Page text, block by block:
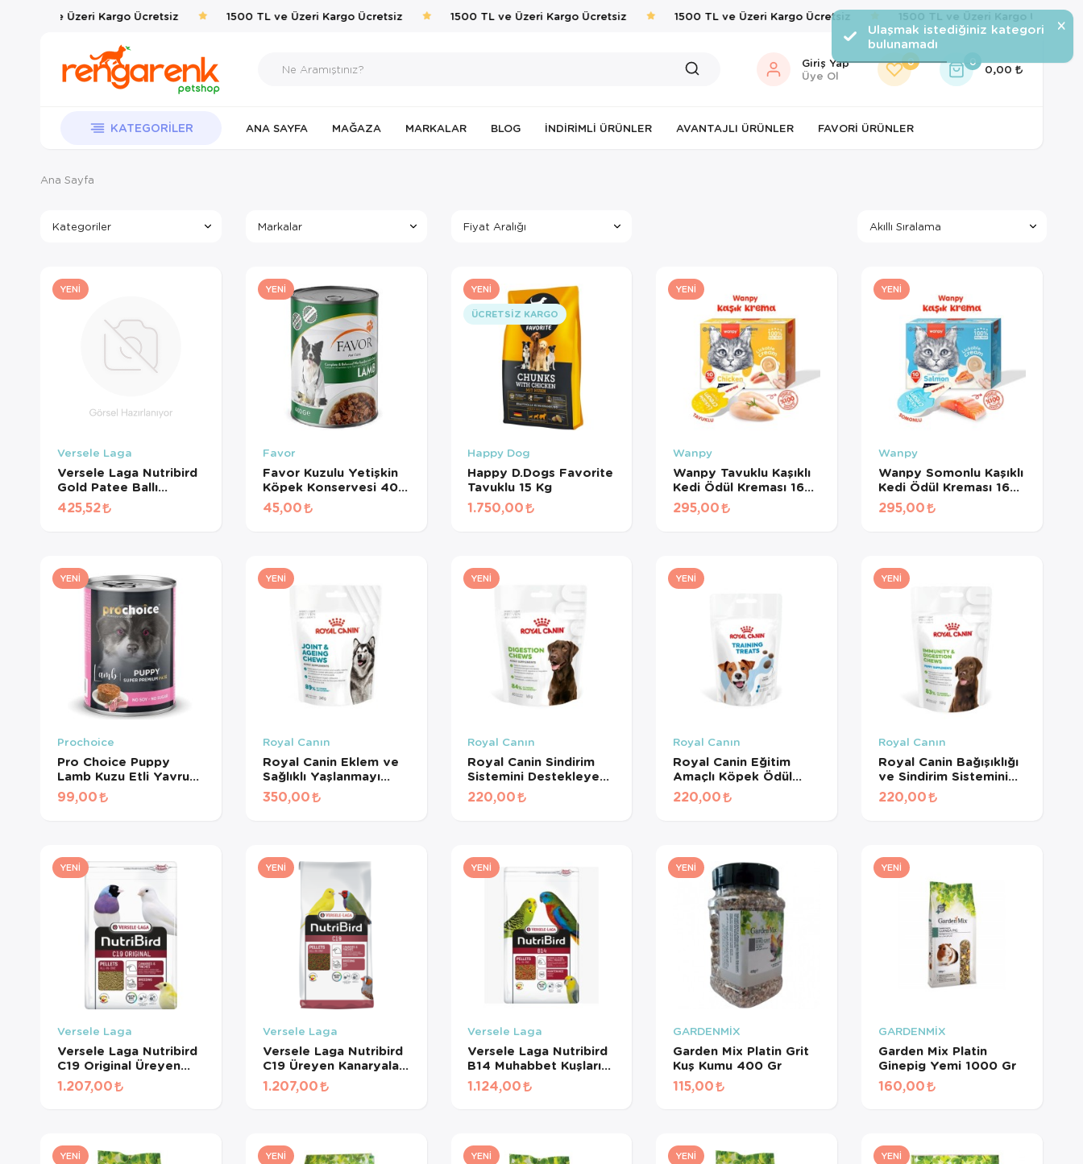
TL ve Üzeri Kargo Ücretsiz 1500 TL ve Üzeri Kargo Ücretsiz 1500 TL ve Üzeri Kargo Ücretsiz 1500 TL ve Üzeri Kargo Ücretsiz 1500 TL ve Üzeri Kargo Ücretsiz
Giriş Yap
Üye Ol
0 0
0,00
KATEGORILER ANA SAYFA MAĞAZA MARKALAR BLOG İNDIRIMLI ÜRÜNLER AVANTAJLI ÜRÜNLER FAVORI ÜRÜNLER
Ana Sayfa
Kategoriler Markalar Fiyat Aralığı
YENI
Versele Laga
Versele Laga Nutribird
Gold Patee Ballı
Yumurtalı Kanarya
Maması (1 KG
425,52
YENI
Favor
Favor Kuzulu Yetişkin
Köpek Konservesi 400
Gr
45,00
YENI
ÜCRETSIZ KARGO
Happy Dog
Happy D.Dogs Favorite
Tavuklu 15 Kg
1.750,00
YENI
Wanpy
Wanpy Tavuklu Kaşıklı
Kedi Ödül Kreması 16
gr*10Ad
295,00
YENI
Wanpy
Wanpy Somonlu Kaşıklı
Kedi Ödül Kreması 16
gr*10Ad
295,00
YENI
Prochoice
Pro Choice Puppy
Lamb Kuzu Etli Yavru
Köpek Konservesi 400
Gr
99,00
YENI
Royal Canın
Royal Canin Eklem ve
Sağlıklı Yaşlanmayı
Destekleyen
Tamamlayıcı Yetişkin
350,00
YENI
Royal Canın
Royal Canin Sindirim
Sistemini Destekleyen
Tamamlayıcı Yetişkin
Köpek Ödül Maması
220,00
YENI
Royal Canın
Royal Canin Eğitim
Amaçlı Köpek Ödül
Maması 110 Gr
220,00
YENI
Royal Canın
Royal Canin Bağışıklığı
ve Sindirim Sistemini
Destekleyen
Tamamlayıcı Yavru
220,00
YENI
Versele Laga
Versele Laga Nutribird
C19 Original Üreyen
Kanaryalar Ve Finçler
İçin Beyaz Pelet Yem 3
1.207,00
YENI
Versele Laga
Versele Laga Nutribird
C19 Üreyen Kanaryalar
Ve Finçler İçin Meyveli
1.207,00
YENI
Versele Laga
Versele Laga Nutribird
B14 Muhabbet Kuşları
Ve Mini Paraketler İçin
Meyveli Pelet Yem 3
1.124,00
YENI
GARDENMİX
Garden Mix Platin Grit
Kuş Kumu 400 Gr
115,00
YENI
GARDENMİX
Garden Mix Platin
Ginepig Yemi 1000 Gr
160,00
YENI YENI YENI YENI YENI
×
Ulaşmak istediğiniz kategori
bulunamadı